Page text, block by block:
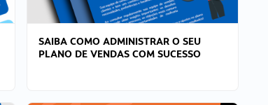
SAIBA COMO ADMINISTRAR O SEU
PLANO DE VENDAS COM SUCESSO